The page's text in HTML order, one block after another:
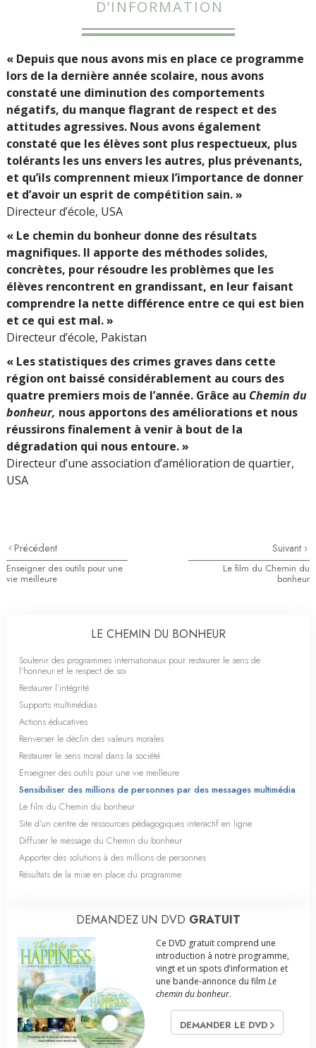
D’INFORMATION
« Depuis que nous avons mis en place ce programme
lors de la dernière année scolaire, nous avons
constaté une diminution des comportements
négatifs, du manque flagrant de respect et des
attitudes agressives. Nous avons également
constaté que les élèves sont plus respectueux, plus
tolérants les uns envers les autres, plus prévenants,
et qu’ils comprennent mieux l’importance de donner
et d’avoir un esprit de compétition sain. »
Directeur d’école, USA
« Le chemin du bonheur donne des résultats
magnifiques. Il apporte des méthodes solides,
concrètes, pour résoudre les problèmes que les
élèves rencontrent en grandissant, en leur faisant
comprendre la nette différence entre ce qui est bien
et ce qui est mal. »
Directeur d’école, Pakistan
« Les statistiques des crimes graves dans cette
région ont baissé considérablement au cours des
quatre premiers mois de l’année. Grâce au Chemin du
bonheur, nous apportons des améliorations et nous
réussirons finalement à venir à bout de la
dégradation qui nous entoure. »
Directeur d’une association d’amélioration de quartier,
USA
Précédent
Enseigner des outils pour une
vie meilleure
Suivant
Le film du Chemin du
bonheur
LE CHEMIN DU BONHEUR
Soutenir des programmes internationaux pour restaurer le sens de
l’honneur et le respect de soi
Restaurer l’intégrité
Supports multimédias
Actions éducatives
Renverser le déclin des valeurs morales
Restaurer le sens moral dans la société
Enseigner des outils pour une vie meilleure
Sensibiliser des millions de personnes par des messages multimédia
Le film du Chemin du bonheur
Site d’un centre de ressources pédagogiques interactif en ligne
Diffuser le message du Chemin du bonheur
Apporter des solutions à des millions de personnes
Résultats de la mise en place du programme
DEMANDEZ UN DVD GRATUIT
Ce DVD gratuit comprend une
introduction à notre programme,
vingt et un spots d’information et
une bande-annonce du film Le
chemin du bonheur.
DEMANDER LE DVD